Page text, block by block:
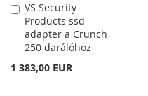
VS Security
Products ssd
adapter a Crunch
250 darálóhoz
1 383,00 EUR
Kosárba